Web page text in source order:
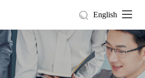
English